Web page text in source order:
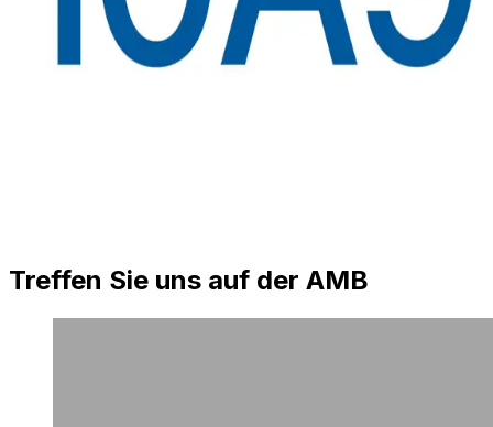
Treffen Sie uns auf der AMB